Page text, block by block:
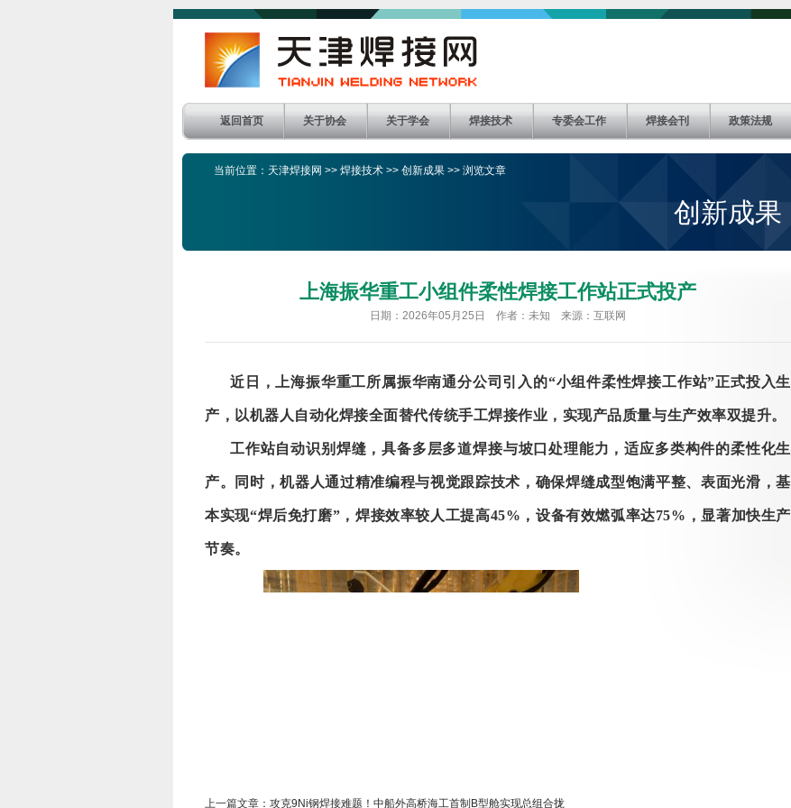
返回首页 关于协会 关于学会 焊接技术 专委会工作 焊接会刊 政策法规
当前位置： 天津焊接网 >> 焊接技术 >> 创新成果 >> 浏览文章
创新成果
上海振华重工小组件柔性焊接工作站正式投产
日期：2026年05月25日 作者：未知 来源：互联网
近日，上海振华重工所属振华南通分公司引入的“小组件柔性焊接工作站”正式投入生
产，以机器人自动化焊接全面替代传统手工焊接作业，实现产品质量与生产效率双提升。
工作站自动识别焊缝，具备多层多道焊接与坡口处理能力，适应多类构件的柔性化生
产。同时，机器人通过精准编程与视觉跟踪技术，确保焊缝成型饱满平整、表面光滑，基
本实现“焊后免打磨”，焊接效率较人工提高45%，设备有效燃弧率达75% ， 显著加快生产
节奏。
上一篇文章： 攻克9Ni钢焊接难题！中船外高桥海工首制B型舱实现总组合拢